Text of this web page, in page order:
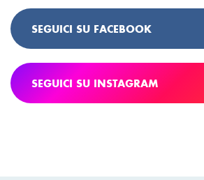
SEGUICI SU FACEBOOK
SEGUICI SU INSTAGRAM